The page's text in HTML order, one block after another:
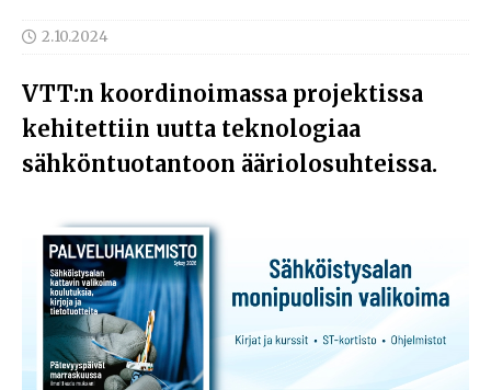
2.10.2024
VTT:n koordinoimassa projektissa
kehitettiin uutta teknologiaa
sähköntuotantoon ääriolosuhteissa.